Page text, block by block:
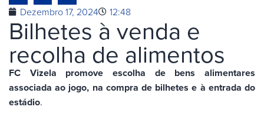
Dezembro 17, 2024 12:48
Bilhetes à venda e
recolha de alimentos
FC Vizela promove escolha de bens alimentares
associada ao jogo, na compra de bilhetes e à entrada do
estádio.